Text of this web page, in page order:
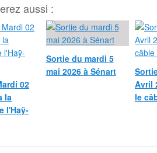
aussi :
02
la
l'Haÿ-
Sortie du mardi 5
mai 2026 à Sénart
Avril
le